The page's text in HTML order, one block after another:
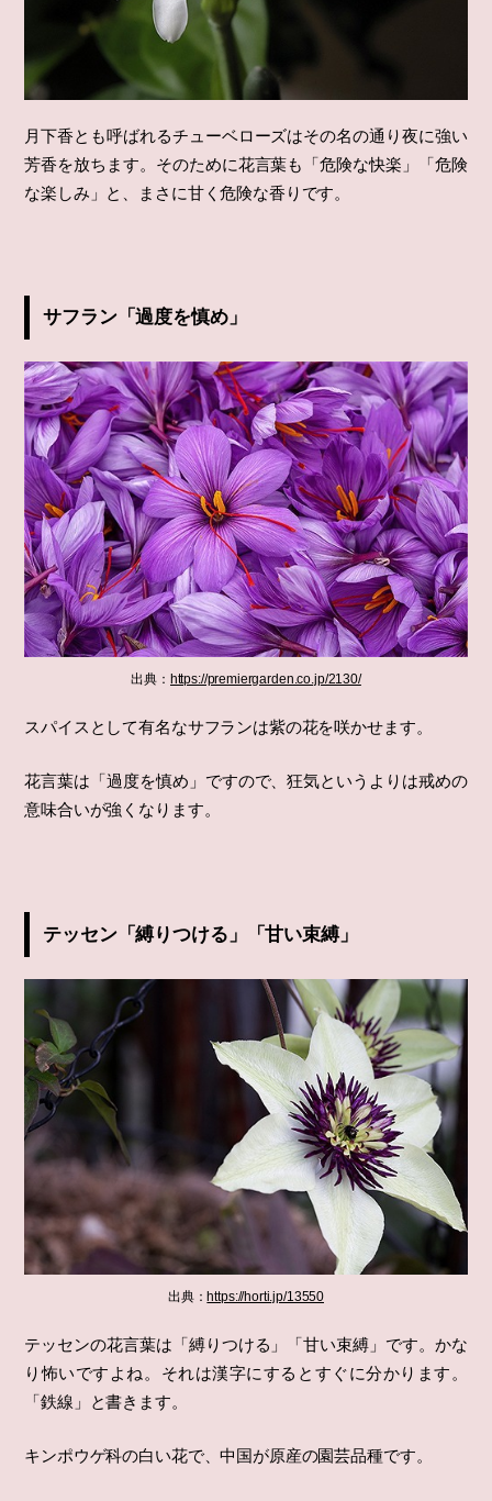
月下香とも呼ばれるチューベローズはその名の通り夜に強い
芳香を放ちます。そのために花言葉も「危険な快楽」「危険
な楽しみ」と、まさに甘く危険な香りです。
サフラン「過度を慎め」
出典： https://premiergarden.co.jp/2130/
スパイスとして有名なサフランは紫の花を咲かせます。
花言葉は「過度を慎め」ですので、狂気というよりは戒めの
意味合いが強くなります。
テッセン「縛りつける」「甘い束縛」
出典：https://horti.jp/13550
テッセンの花言葉は「縛りつける」「甘い束縛」です。かな
り怖いですよね。それは漢字にするとすぐに分かります。
「鉄線」と書きます。
キンポウゲ科の白い花で、中国が原産の園芸品種です。